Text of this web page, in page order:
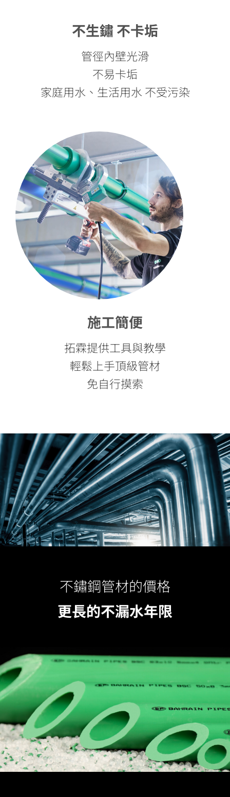
不生鏽 不卡垢
管徑內壁光滑
不易卡垢
家庭用水、生活用水 不受污染
施工簡便
拓霖提供工具與教學
輕鬆上手頂級管材
免自行摸索
不鏽鋼管材的價格
更長的不漏水年限